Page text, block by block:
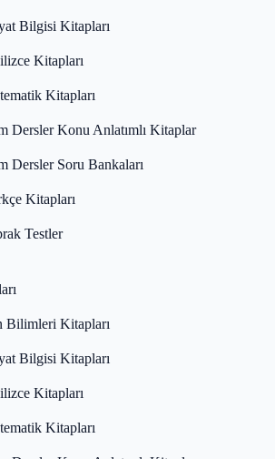
Bilgisi Kitapları
Kitapları
Kitapları
Dersler Konu Anlatımlı Kitaplar
Dersler Soru Bankaları
Kitapları
Testler
Bilimleri Kitapları
Bilgisi Kitapları
Kitapları
Kitapları